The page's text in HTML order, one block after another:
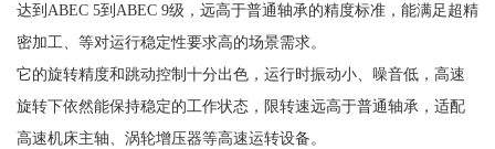
达到ABEC 5到ABEC 9级，远高于普通轴承的精度标准，能满足超精
密加工、等对运行稳定性要求高的场景需求。
它的旋转精度和跳动控制十分出色，运行时振动小、噪音低，高速
旋转下依然能保持稳定的工作状态，限转速远高于普通轴承，适配
高速机床主轴、涡轮增压器等高速运转设备。